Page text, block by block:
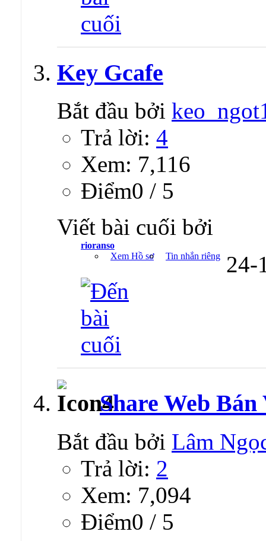
Key Gcafe
Bắt đầu bởi
Trả lời: 4
Xem: 7,116
Ðiểm0 / 5
Viết bài cuối bởi
rioranso
Xem Hồ sơ
Tin nhắn riêng 24-
Share Web
Bắt đầu bởi Lâm
Trả lời: 2
Xem: 7,094
Ðiểm0 / 5